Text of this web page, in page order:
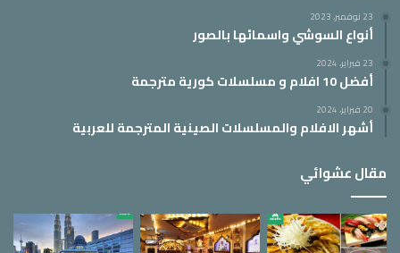
23 نوفمبر، 2023
أنواع السوشي واسمائها بالصور
23 فبراير، 2024
أفضل 10 افلام و مسلسلات كورية مترجمة
20 فبراير، 2024
أشهر الافلام والمسلسلات الصينية المترجمة للعربية
مقال عشوائي